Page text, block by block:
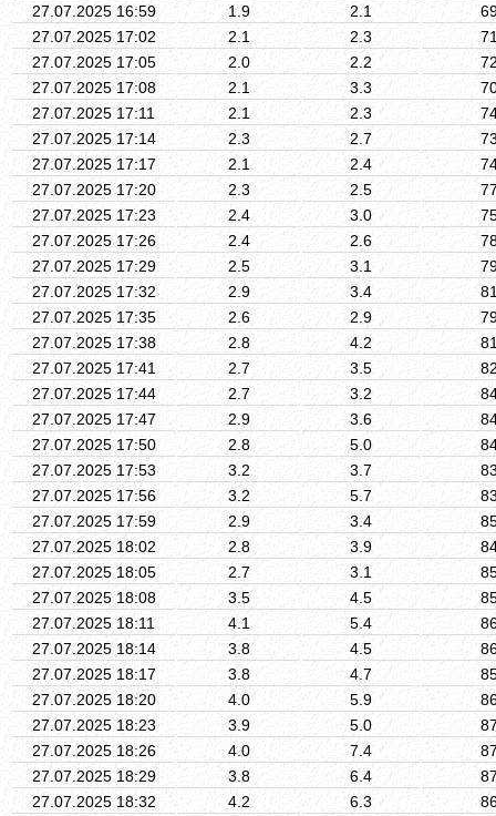
27.07.2025 16:59
1.9 2.1
27.07.2025 17:02
2.1 2.3
27.07.2025 17:05
2.0 2.2
27.07.2025 17:08
2.1 3.3
27.07.2025 17:11
2.1 2.3
27.07.2025 17:14
2.3 2.7
27.07.2025 17:17
2.1 2.4
27.07.2025 17:20
2.3 2.5
27.07.2025 17:23
2.4 3.0
27.07.2025 17:26
2.4 2.6
27.07.2025 17:29
2.5 3.1
27.07.2025 17:32
2.9 3.4
27.07.2025 17:35
2.6 2.9
27.07.2025 17:38
2.8 4.2
27.07.2025 17:41
2.7 3.5
27.07.2025 17:44
2.7 3.2
27.07.2025 17:47
2.9 3.6
27.07.2025 17:50
2.8 5.0
27.07.2025 17:53
3.2 3.7
27.07.2025 17:56
3.2 5.7
27.07.2025 17:59
2.9 3.4
27.07.2025 18:02
2.8 3.9
27.07.2025 18:05
2.7 3.1
27.07.2025 18:08
3.5 4.5
27.07.2025 18:11
4.1 5.4
27.07.2025 18:14
3.8 4.5
27.07.2025 18:17
3.8 4.7
27.07.2025 18:20
4.0 5.9
27.07.2025 18:23
3.9 5.0
27.07.2025 18:26
4.0 7.4
27.07.2025 18:29
3.8 6.4
27.07.2025 18:32
4.2 6.3